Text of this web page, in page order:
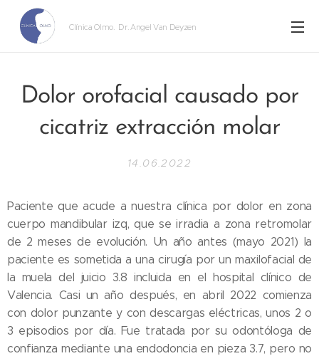
Clínica Olmo. Dr. Angel Van Deyzen
Dolor orofacial causado por
cicatriz extracción molar
14.06.2022
Paciente que acude a nuestra clínica por dolor en zona
cuerpo mandibular izq, que se irradia a zona retromolar
de 2 meses de evolución. Un año antes (mayo 2021) la
paciente es sometida a una cirugía por un maxilofacial de
la muela del juicio 3.8 incluida en el hospital clínico de
Valencia. Casi un año después, en abril 2022 comienza
con dolor punzante y con descargas eléctricas, unos 2 o
3 episodios por día. Fue tratada por su odontóloga de
confianza mediante una endodoncia en pieza 3.7, pero no